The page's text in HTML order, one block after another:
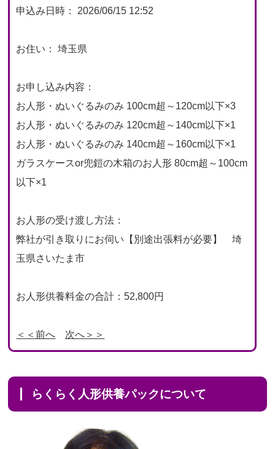
申込み日時： 2026/06/15 12:52
お住い： 埼玉県
お申し込み内容：
お人形・ぬいぐるみのみ 100cm超～120cm以下×3
お人形・ぬいぐるみのみ 120cm超～140cm以下×1
お人形・ぬいぐるみのみ 140cm超～160cm以下×1
ガラスケースor兜鎧の木箱のお人形 80cm超～100cm
以下×1
お人形の受け渡し方法：
弊社が引き取りにお伺い【別途出張料が必要】 埼
玉県さいたま市
お人形供養料金の合計：52,800円
＜＜前へ 次へ＞＞
らくらく人形供養パックについて